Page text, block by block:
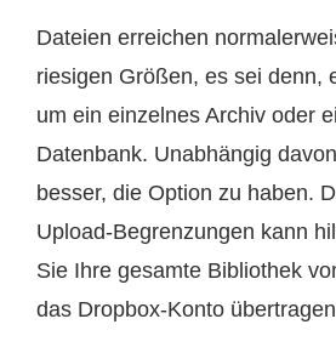
Dateien erreichen
riesigen Größen, es sei denn,
um ein einzelnes Archiv oder
Datenbank. Unabhängig
besser, die Option zu haben.
Upload-Begrenzungen kann
Sie Ihre gesamte Bibliothek
das Dropbox-Konto